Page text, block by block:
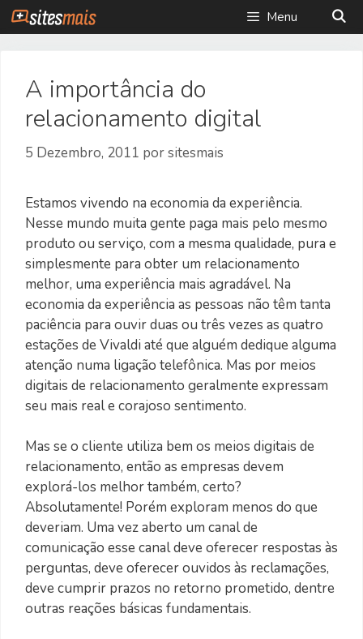
Saltar
para
Menu
A importância do
relacionamento digital
5 Dezembro, 2011 porsitesmais
Estamos vivendo na economia da experiência.
Nesse mundo muita gente paga mais pelo mesmo
produto ou serviço, com a mesma qualidade, pura e
simplesmente para obter um relacionamento
melhor, uma experiência mais agradável. Na
economia da experiência as pessoas não têm tanta
paciência para ouvir duas ou três vezes as quatro
estações de Vivaldi até que alguém dedique alguma
atenção numa ligação telefônica. Mas por meios
digitais de relacionamento geralmente expressam
seu mais real e corajoso sentimento.
Mas se o cliente utiliza bem os meios digitais de
relacionamento, então as empresas devem
explorá-los melhor também, certo?
Absolutamente! Porém exploram menos do que
deveriam. Uma vez aberto um canal de
comunicação esse canal deve oferecer respostas às
perguntas, deve oferecer ouvidos às reclamações,
deve cumprir prazos no retorno prometido, dentre
outras reações básicas fundamentais.